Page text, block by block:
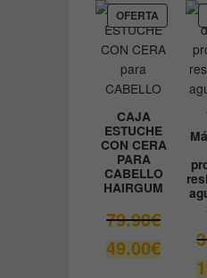
OFERTA
EN
OFERTA
CAJA
ESTUCHE
CON CERA
PARA
CABELLO
HAIRGUM
79.90€El
original
49.00€El
precio